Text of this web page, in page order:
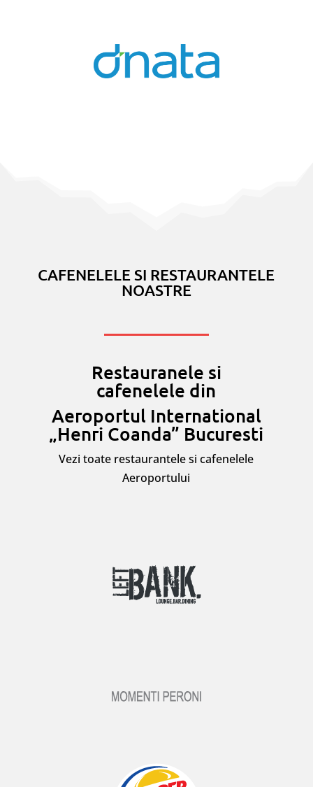
CAFENELELE SI RESTAURANTELE
NOASTRE
Restauranele si
cafenelele din
Aeroportul International
„Henri Coanda” Bucuresti
Vezi toate restaurantele si cafenelele
Aeroportului